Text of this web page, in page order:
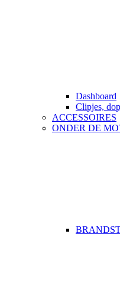
Dashboard
Clipjes,
ACCESSOIRES
ONDER DE